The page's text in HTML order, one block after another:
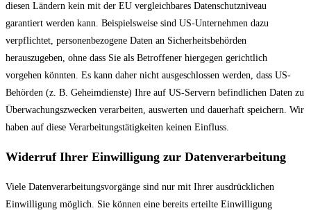
diesen Ländern kein mit der EU vergleichbares Datenschutzniveau
garantiert werden kann. Beispielsweise sind US-Unternehmen dazu
verpflichtet, personenbezogene Daten an Sicherheitsbehörden
herauszugeben, ohne dass Sie als Betroffener hiergegen gerichtlich
vorgehen könnten. Es kann daher nicht ausgeschlossen werden, dass US-
Behörden (z. B. Geheimdienste) Ihre auf US-Servern befindlichen Daten zu
Überwachungszwecken verarbeiten, auswerten und dauerhaft speichern. Wir
haben auf diese Verarbeitungstätigkeiten keinen Einfluss.
Widerruf Ihrer Einwilligung zur Datenverarbeitung
Viele Datenverarbeitungsvorgänge sind nur mit Ihrer ausdrücklichen
Einwilligung möglich. Sie können eine bereits erteilte Einwilligung